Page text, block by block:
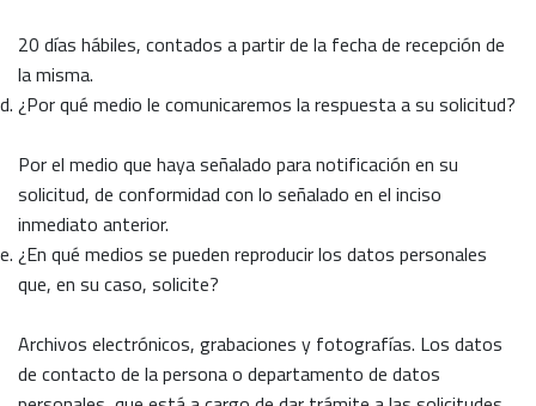
20 días hábiles, contados a partir de la fecha de recepción de
la misma.
¿Por qué medio le comunicaremos la respuesta a su solicitud?
Por el medio que haya señalado para notificación en su
solicitud, de conformidad con lo señalado en el inciso
inmediato anterior.
¿En qué medios se pueden reproducir los datos personales
que, en su caso, solicite?
Archivos electrónicos, grabaciones y fotografías. Los datos
de contacto de la persona o departamento de datos